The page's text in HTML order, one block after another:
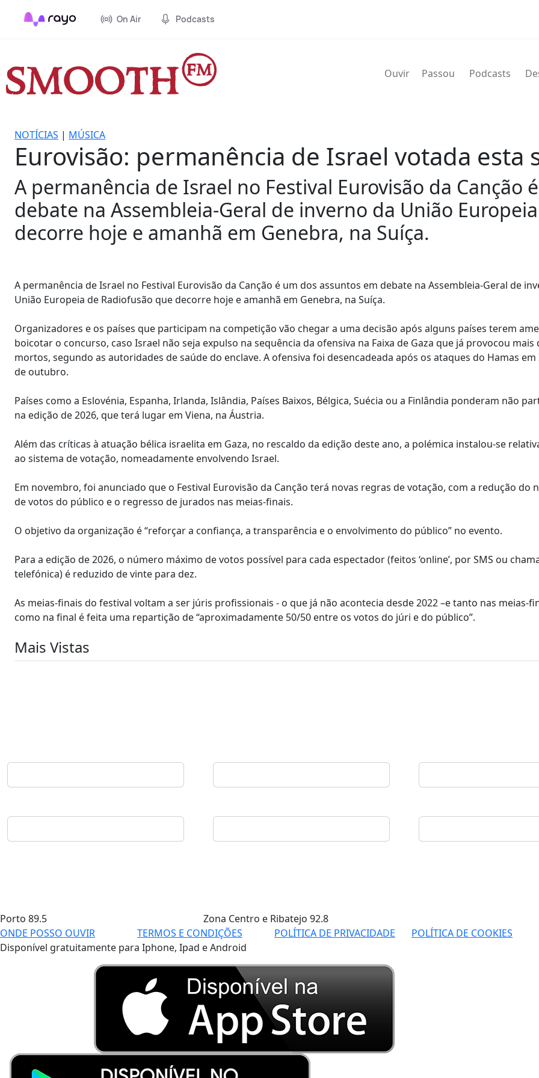
On Air Podcasts
Ouvir Passou Podcasts
NOTÍCIAS | MÚSICA
Eurovisão: permanência de Israel votada esta
A permanência de Israel no Festival Eurovisão da Canção
debate na Assembleia-Geral de inverno da União
decorre hoje e amanhã em Genebra, na Suíça.
A permanência de Israel no Festival Eurovisão da Canção é um dos assuntos em debate na Assembleia-Geral de
União Europeia de Radiofusão que decorre hoje e amanhã em Genebra, na Suíça.
Organizadores e os países que participam na competição vão chegar a uma decisão após alguns países terem
boicotar o concurso, caso Israel não seja expulso na sequência da ofensiva na Faixa de Gaza que já provocou mais
mortos, segundo as autoridades de saúde do enclave. A ofensiva foi desencadeada após os ataques do Hamas em
de outubro.
Países como a Eslovénia, Espanha, Irlanda, Islândia, Países Baixos, Bélgica, Suécia ou a Finlândia ponderam não
na edição de 2026, que terá lugar em Viena, na Áustria.
Além das críticas à atuação bélica israelita em Gaza, no rescaldo da edição deste ano, a polémica instalou-se
ao sistema de votação, nomeadamente envolvendo Israel.
Em novembro, foi anunciado que o Festival Eurovisão da Canção terá novas regras de votação, com a redução do
de votos do público e o regresso de jurados nas meias-finais.
O objetivo da organização é “reforçar a confiança, a transparência e o envolvimento do público” no evento.
Para a edição de 2026, o número máximo de votos possível para cada espectador (feitos ‘online’, por SMS ou
telefónica) é reduzido de vinte para dez.
As meias-finais do festival voltam a ser júris profissionais - o que já não acontecia desde 2022 –e tanto nas meias-
como na final é feita uma repartição de “aproximadamente 50/50 entre os votos do júri e do público”.
Mais Vistas
Porto 89.5 Zona Centro e Ribatejo 92.8
ONDE POSSO OUVIR
TERMOS E CONDIÇÕES POLÍTICA DE PRIVACIDADE POLÍTICA DE COOKIES
Disponível gratuitamente para Iphone, Ipad e Android